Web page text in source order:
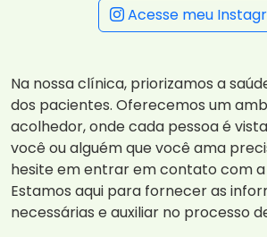
Acesse meu
Na nossa clínica, priorizamos a
dos pacientes. Oferecemos um
acolhedor, onde cada pessoa é
você ou alguém que você ama
hesite em entrar em contato com a
Estamos aqui para fornecer as
necessárias e auxiliar no processo